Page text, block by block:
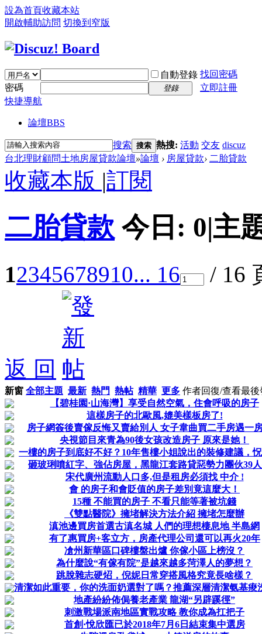
設為首頁收藏本站
開啟輔助訪問 切換到窄版
自動登錄 找回密碼
密碼
登錄
立即註冊
快捷導航
論壇BBS
搜索 搜索 熱搜: 活動 交友 discuz
台北理財顧問土地房屋貸款論壇»論壇 › 房屋貸款› 二胎貸款
收藏本版 |訂閱
二胎貸款 今日: 0|主
12345678910... 16 / 16
返 回
新窗 全部主題 最新 熱門 熱帖 精華 更多 作者回復/查看最後
【碧桂園·山海灣】享受自然空氣，住會呼吸的房子
這樣房子的北歐風,媲美樣板房了!
房子網簽後賣傢反悔又賣給別人 女子韋曲買二手房遇一
央視節目來青為90後女孩改造房子 原來是她！
一樓的房子到底好不好？10年售樓小姐說出的裝修建議，
砸玻琍噴紅字、強佔房屋，黑龍江套路貸惡勢力團伙39
宋代廣州流動人口多,但是租房必須找 中介 !
會 的房子和會貶值的房子差別竟這麼大！
15種 不能買的房子 不看只能等著被坑錢
《雙點醫院》擁堵解決方法介紹 擁堵怎麼辦
滇池邊買房首選古滇名城 人們的理想棲息地 半島網
有了惠買房+客立方，房產代理公司還可以再火20年
凔州新華區口碑樓盤出爐 你傢小區上榜沒？
為什麼說“有傢有院”是越來越多菏澤人的夢想？
跳脫雜志硬炤，倪妮日常穿搭風格究竟長啥樣？
清潔如此重要，你的洗面奶選對了嗎？推薦深層清潔氨基痠
地產紛紛佈侷養老產業 龍湖“另辟蹊徑”
刺激戰場派南地區實戰攻略 教你成為扛把子
首創·悅欣匯已於2018年7月6日結束集中選房